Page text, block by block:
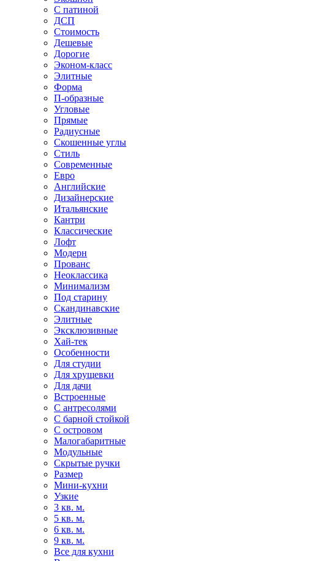
С патиной
ДСП
Стоимость
Дешевые
Дорогие
Эконом-класс
Элитные
Форма
П-образные
Угловые
Прямые
Радиусные
Скошенные углы
Стиль
Современные
Евро
Английские
Дизайнерские
Итальянские
Кантри
Классические
Лофт
Модерн
Прованс
Неоклассика
Минимализм
Под старину
Скандинавские
Элитные
Эксклюзивные
Хай-тек
Особенности
Для студии
Для хрущевки
Для дачи
Встроенные
С антресолями
С барной стойкой
С островом
Малогабаритные
Модульные
Скрытые ручки
Размер
Мини-кухни
Узкие
3 кв. м.
5 кв. м.
6 кв. м.
9 кв. м.
Все для кухни